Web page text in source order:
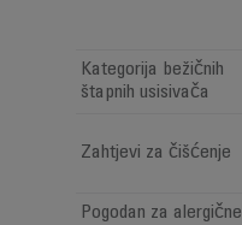
Kategorija bežičnih
štapnih usisivača
Zahtjevi za čišćenje
Pogodan za alergične